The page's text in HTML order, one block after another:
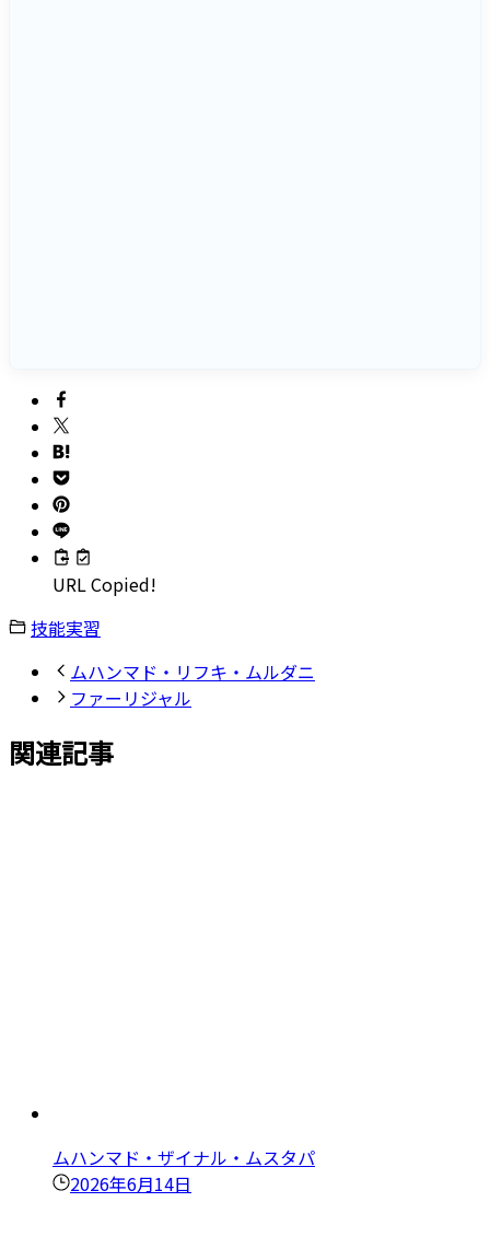
URL Copied!
技能実習
ムハンマド・リフキ・ムルダニ
ファーリジャル
関連記事
ムハンマド・ザイナル・ムスタパ
2026年6月14日